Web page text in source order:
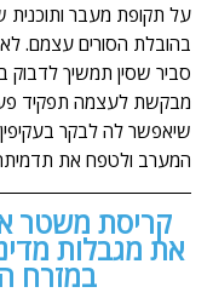
על תקופת מעבר ותוכנית
בהובלת הסורים עצמם.
סביר שסין תמשיך לדבוק
מבקשת לעצמה תפקיד
שיאפשר לה לבקר
המערב ולטפח את
קריסת משטר
את מגבלות
במזרח